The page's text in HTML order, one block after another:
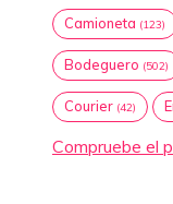
Camioneta (123)
Bodeguero (502)
Courier (42)
Compruebe el